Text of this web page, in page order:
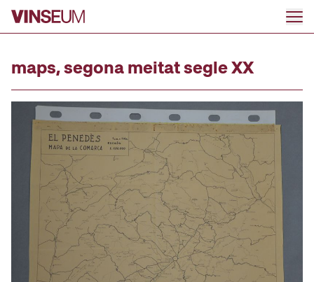
Go to content
maps, segona meitat segle XX